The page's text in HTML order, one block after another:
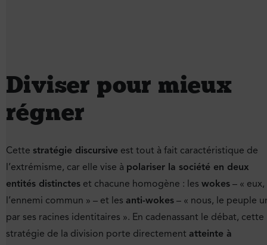
Diviser pour mieux
régner
Cette stratégie discursive est tout à fait caractéristique de
l’extrémisme, car elle vise à polariser la société en deux
entités distinctes et chacune homogène : les wokes – « eux,
l’ennemi commun » – et les anti-wokes – « nous, le peuple
par ses racines identitaires ». En cadenassant le débat, cette
stratégie de la division porte directement atteinte à